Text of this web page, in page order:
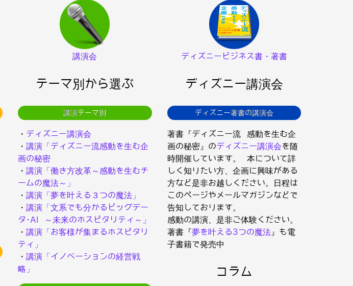
講演会
テーマ別から選ぶ
講演テーマ別
・ ディズニー講演会
・ 講演「ディズニー流感動を生む企
画の秘密
・ 講演「働き方改革～感動を生むチ
ームの魔法～」
・ 講演「夢を叶える３つの魔法」
・ 講演「文系でも分かるビッグデー
タ･AI ～未来のホスピタリティ～」
・ 講演「お客様が集まるホスピタリ
ティ」
・ 講演「イノベーションの経営戦
略」
ディズニービジネス書・著書
ディズニー講演会
ディズニー著書の講演会
著書『ディズニー流 感動を生む企
画の秘密』のディズニー講演会を随
時開催しています。 本について詳
しく知りたい方、企画に興味がある
方など是非お越しください。日程は
このページやメールマガジンなどで
告知しております。
感動の講演、是非ご体験ください。
著書『夢を叶える3つの魔法』も電
子書籍で発売中
コラム